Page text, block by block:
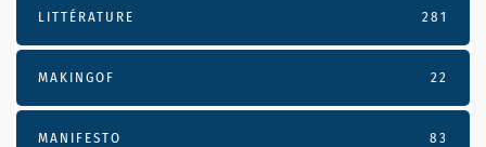
LITTÉRATURE 281
MAKINGOF 22
MANIFESTO 83